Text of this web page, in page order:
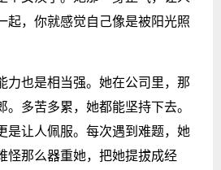
起，你就感觉自己像是被阳光照
力也是相当强。她在公司里，那
多苦多累，她都能坚持下去。
是让人佩服。每次遇到难题，她
怪那么器重她，把她提拔成经